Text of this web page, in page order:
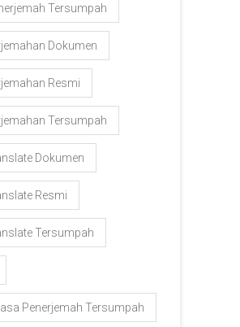
Tersumpah
Dokumen
Resmi
Tersumpah
Dokumen
Resmi
Tersumpah
Penerjemah Tersumpah